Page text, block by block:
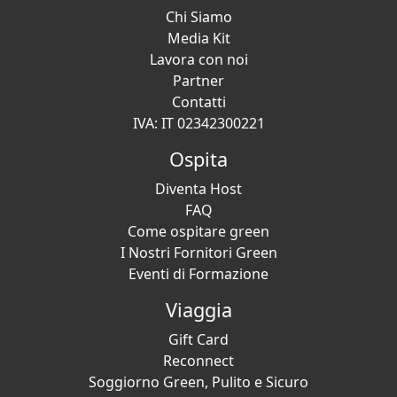
Chi Siamo
Media Kit
Lavora con noi
Partner
Contatti
IVA: IT 02342300221
Ospita
Diventa Host
FAQ
Come ospitare green
I Nostri Fornitori Green
Eventi di Formazione
Viaggia
Gift Card
Reconnect
Soggiorno Green, Pulito e Sicuro